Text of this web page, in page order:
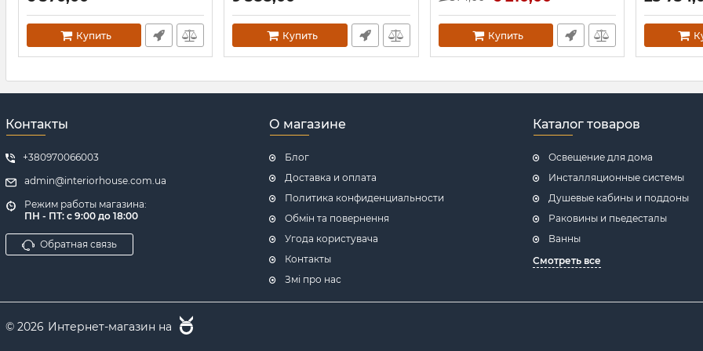
Артикул:2.3.2813.10.P
Купить
Артикул:2.3.8501.10.P-WM
Купить
Артикул:6.1.0805.06.BM
Купить
Артикул:
Контакты
+380970066003
admin@interiorhouse.com.ua
Режим работы магазина:
ПН - ПТ: с 9:00 до 18:00
Обратная связь
О магазине
Блог
Доставка и оплата
Политика конфиденциальности
Обмін та повернення
Угода користувача
Контакты
Змі про нас
Каталог товаров
Освещение для дома
Инсталляционные системы
Душевые кабины и поддоны
Раковины и пьедесталы
Ванны
Смотреть все
© 2026 Интернет-магазин на